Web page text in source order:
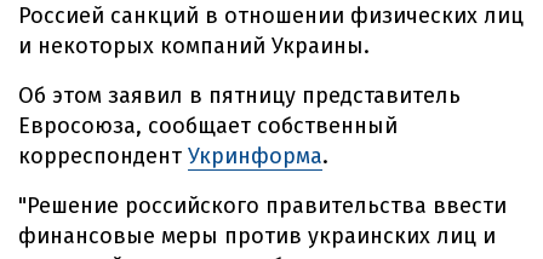
Россией санкций в отношении физических лиц
и некоторых компаний Украины.
Об этом заявил в пятницу представитель
Евросоюза, сообщает собственный
корреспондент Укринформа.
"Решение российского правительства ввести
финансовые меры против украинских лиц и